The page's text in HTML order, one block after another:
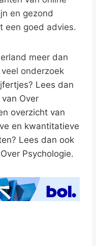
en gezond
een goed advies.
meer dan
onderzoek
fertjes? Lees dan
van Over
overzicht van
en kwantitatieve
Lees dan ook
Psychologie.